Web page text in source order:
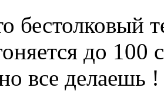
бестолковый
до 100
все делаешь !